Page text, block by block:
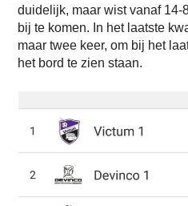
duidelijk, maar wist vanaf
bij te komen. In het laatste
maar twee keer, om bij het
het bord te zien staan.